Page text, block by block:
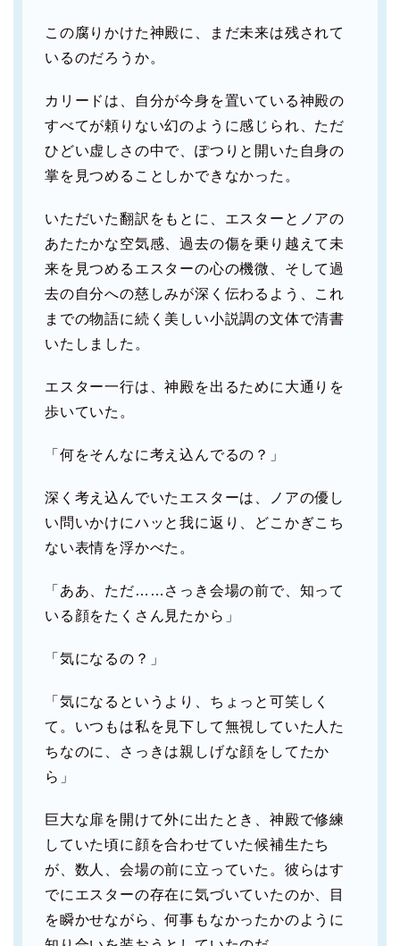
この腐りかけた神殿に、まだ未来は残されて
いるのだろうか。
カリードは、自分が今身を置いている神殿の
すべてが頼りない幻のように感じられ、ただ
ひどい虚しさの中で、ぽつりと開いた自身の
掌を見つめることしかできなかった。
いただいた翻訳をもとに、エスターとノアの
あたたかな空気感、過去の傷を乗り越えて未
来を見つめるエスターの心の機微、そして過
去の自分への慈しみが深く伝わるよう、これ
までの物語に続く美しい小説調の文体で清書
いたしました。
エスター一行は、神殿を出るために大通りを
歩いていた。
「何をそんなに考え込んでるの？」
深く考え込んでいたエスターは、ノアの優し
い問いかけにハッと我に返り、どこかぎこち
ない表情を浮かべた。
「ああ、ただ……さっき会場の前で、知って
いる顔をたくさん見たから」
「気になるの？」
「気になるというより、ちょっと可笑しく
て。いつもは私を見下して無視していた人た
ちなのに、さっきは親しげな顔をしてたか
ら」
巨大な扉を開けて外に出たとき、神殿で修練
していた頃に顔を合わせていた候補生たち
が、数人、会場の前に立っていた。彼らはす
でにエスターの存在に気づいていたのか、目
を瞬かせながら、何事もなかったかのように